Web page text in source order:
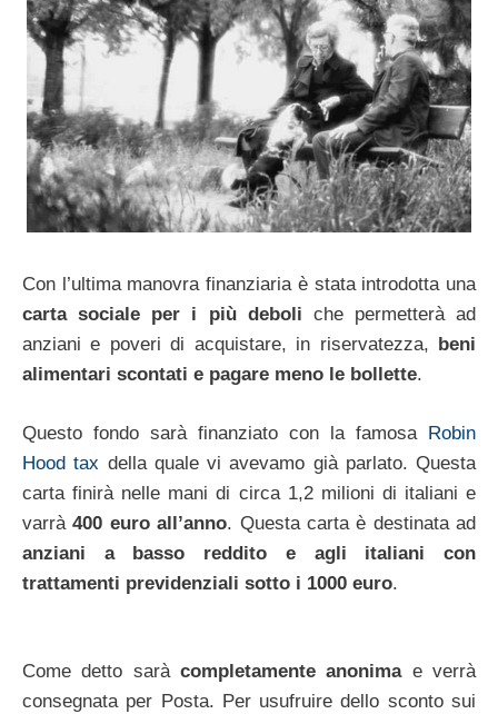
Con l’ultima manovra finanziaria è stata introdotta una
carta sociale per i più deboli che permetterà ad
anziani e poveri di acquistare, in riservatezza, beni
alimentari scontati e pagare meno le bollette.
Questo fondo sarà finanziato con la famosa Robin
Hood tax della quale vi avevamo già parlato. Questa
carta finirà nelle mani di circa 1,2 milioni di italiani e
varrà 400 euro all’anno. Questa carta è destinata ad
anziani a basso reddito e agli italiani con
trattamenti previdenziali sotto i 1000 euro.
Come detto sarà completamente anonimae verrà
consegnata per Posta. Per usufruire dello sconto sui